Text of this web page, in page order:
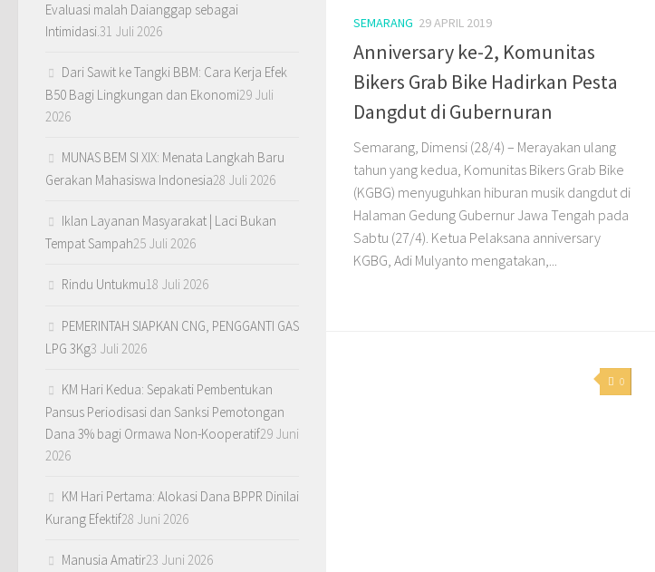
SEMARANG 29 APRIL 2019
Anniversary ke-2, Komunitas
Bikers Grab Bike Hadirkan Pesta
Dangdut di Gubernuran
Semarang, Dimensi (28/4) – Merayakan ulang
tahun yang kedua, Komunitas Bikers Grab Bike
(KGBG) menyuguhkan hiburan musik dangdut di
Halaman Gedung Gubernur Jawa Tengah pada
Sabtu (27/4). Ketua Pelaksana anniversary
KGBG, Adi Mulyanto mengatakan,...
0
Evaluasi malah Daianggap sebagai
Intimidasi.31 Juli 2026
Dari Sawit ke Tangki BBM: Cara Kerja Efek
B50 Bagi Lingkungan dan Ekonomi29 Juli
2026
MUNAS BEM SI XIX: Menata Langkah Baru
Gerakan Mahasiswa Indonesia28 Juli 2026
Iklan Layanan Masyarakat | Laci Bukan
Tempat Sampah25 Juli 2026
Rindu Untukmu18 Juli 2026
PEMERINTAH SIAPKAN CNG, PENGGANTI GAS
LPG 3Kg3 Juli 2026
KM Hari Kedua: Sepakati Pembentukan
Pansus Periodisasi dan Sanksi Pemotongan
Dana 3% bagi Ormawa Non-Kooperatif29 Juni
2026
KM Hari Pertama: Alokasi Dana BPPR Dinilai
Kurang Efektif28 Juni 2026
Manusia Amatir23 Juni 2026